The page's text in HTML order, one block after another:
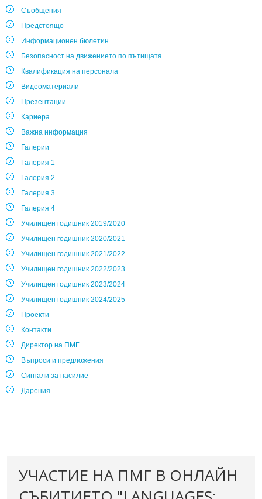
Съобщения
Предстоящо
Информационен бюлетин
Безопасност на движението по пътищата
Квалификация на персонала
Видеоматериали
Презентации
Кариера
Важна информация
Галерии
Галерия 1
Галерия 2
Галерия 3
Галерия 4
Училищен годишник 2019/2020
Училищен годишник 2020/2021
Училищен годишник 2021/2022
Училищен годишник 2022/2023
Училищен годишник 2023/2024
Училищен годишник 2024/2025
Проекти
Контакти
Директор на ПМГ
Въпроси и предложения
Сигнали за насилие
Дарения
УЧАСТИЕ НА ПМГ В ОНЛАЙН